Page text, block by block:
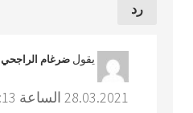
رد
يقول ضرغام الراجحي
28.03.2021 الساعة 20:13